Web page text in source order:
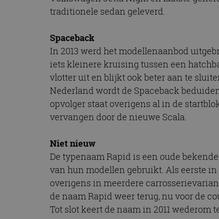
traditionele sedan geleverd.
Spaceback
In 2013 werd het modellenaanbod
iets kleinere kruising tussen een
vlotter uit en blijkt ook beter aan te
Nederland wordt de Spaceback
opvolger staat overigens al in de
vervangen door de nieuwe Scala.
Niet nieuw
De typenaam Rapid is een oude
van hun modellen gebruikt. Als eerste in
overigens in meerdere
de naam Rapid weer terug, nu voor de
Tot slot keert de naam in 2011 wederom
CookieScriptConsent
_ga
Naam
_fbp
Meta
Inc.
_gcl_au
Naam
omx_consent